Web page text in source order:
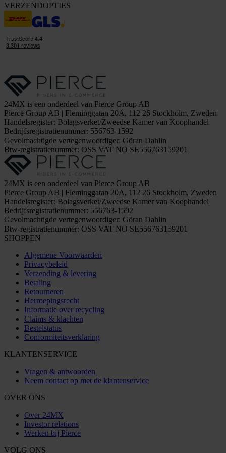
VERZENDOPTIES
24MX is een onderdeel van Pierce Group AB
Pierce Group AB | Fleminggatan 20A, 112 26 Stockholm, Zweden
Handelsregister: Bolagsverket/Zweedse Kamer van Koophandel
Bedrijfsregistratienummer: 556763-1592
Gevolmachtigde vertegenwoordiger: Göran Dahlin
Btw-registratienummer: OSS VAT NO SE556763159201
24MX is een onderdeel van Pierce Group AB
Pierce Group AB | Fleminggatan 20A, 112 26 Stockholm, Zweden
Handelsregister: Bolagsverket/Zweedse Kamer van Koophandel
Bedrijfsregistratienummer: 556763-1592
Gevolmachtigde vertegenwoordiger: Göran Dahlin
Btw-registratienummer: OSS VAT NO SE556763159201
SHOPPEN
Algemene Voorwaarden
Privacybeleid
Verzending & levering
Betaling
Retourneren
Herroepingsrecht
Informatie over recycling
Claims & klachten
Bestelstatus
Conformiteitsverklaring
KLANTENSERVICE
Vragen & antwoorden
Neem contact op met de klantenservice
OVER ONS
Over 24MX
Investor relations
Werken bij Pierce
VOLG ONS